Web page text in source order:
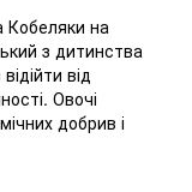
Кобеляки на
з дитинства
від
Овочі
добрив і